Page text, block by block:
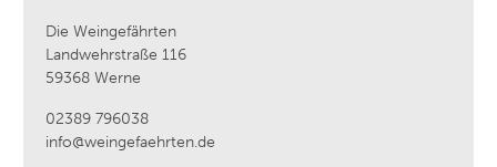
Die Weingefährten
Landwehrstraße 116
59368 Werne
02389 796038
info@weingefaehrten.de